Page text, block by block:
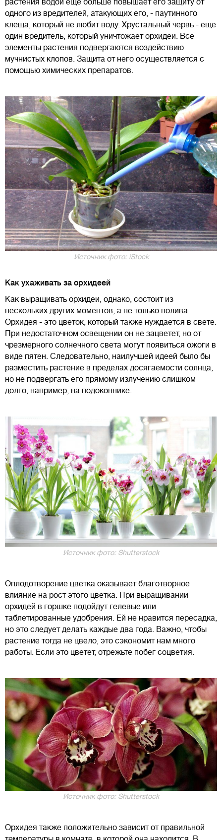
растения водой еще больше повышает его защиту от
одного из вредителей, атакующих его, - паутинного
клеща, который не любит воду. Хрустальный червь - еще
один вредитель, который уничтожает орхидеи. Все
элементы растения подвергаются воздействию
мучнистых клопов. Защита от него осуществляется с
помощью химических препаратов.
Источник фото: iStock
Как ухаживать за орхидеей
Как выращивать орхидеи, однако, состоит из
нескольких других моментов, а не только полива.
Орхидея - это цветок, который также нуждается в свете.
При недостаточном освещении он не зацветет, но от
чрезмерного солнечного света могут появиться ожоги в
виде пятен. Следовательно, наилучшей идеей было бы
разместить растение в пределах досягаемости солнца,
но не подвергать его прямому излучению слишком
долго, например, на подоконнике.
Источник фото: Shutterstock
Оплодотворение цветка оказывает благотворное
влияние на рост этого цветка. При выращивании
орхидей в горшке подойдут гелевые или
таблетированные удобрения. Ей не нравится пересадка,
но это следует делать каждые два года. Важно, чтобы
растение тогда не цвело, это сэкономит нам много
работы. Если это цветет, отрежьте побег соцветия.
Источник фото: Shutterstock
Орхидея также положительно зависит от правильной